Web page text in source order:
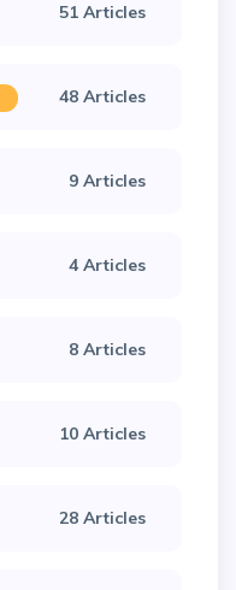
51 Articles
48 Articles
9 Articles
4 Articles
8 Articles
10 Articles
28 Articles